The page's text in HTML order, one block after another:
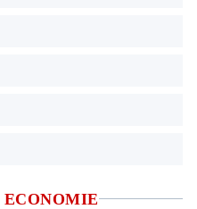
ECONOMIE